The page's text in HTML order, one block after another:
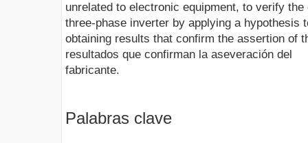
unrelated to electronic equipment, to verify
three-phase inverter by applying a hypothesis
obtaining results that confirm the assertion of
resultados que confirman la aseveración del
fabricante.
Palabras clave